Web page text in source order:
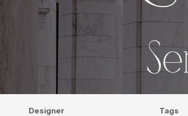
Designer
Tags